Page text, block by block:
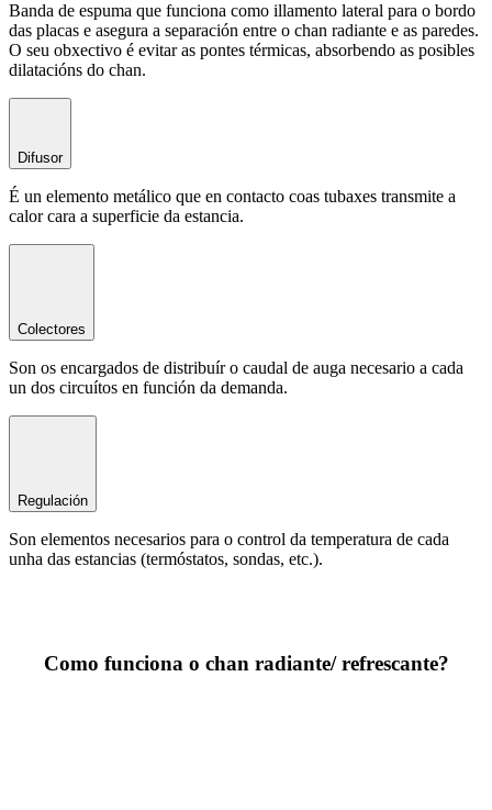
Banda de espuma que funciona como illamento lateral para o bordo
das placas e asegura a separación entre o chan radiante e as paredes.
O seu obxectivo é evitar as pontes térmicas, absorbendo as posibles
dilatacións do chan.
Difusor
É un elemento metálico que en contacto coas tubaxes transmite a
calor cara a superficie da estancia.
Colectores
Son os encargados de distribuír o caudal de auga necesario a cada
un dos circuítos en función da demanda.
Regulación
Son elementos necesarios para o control da temperatura de cada
unha das estancias (termóstatos, sondas, etc.).
Como funciona o chan radiante/ refrescante?